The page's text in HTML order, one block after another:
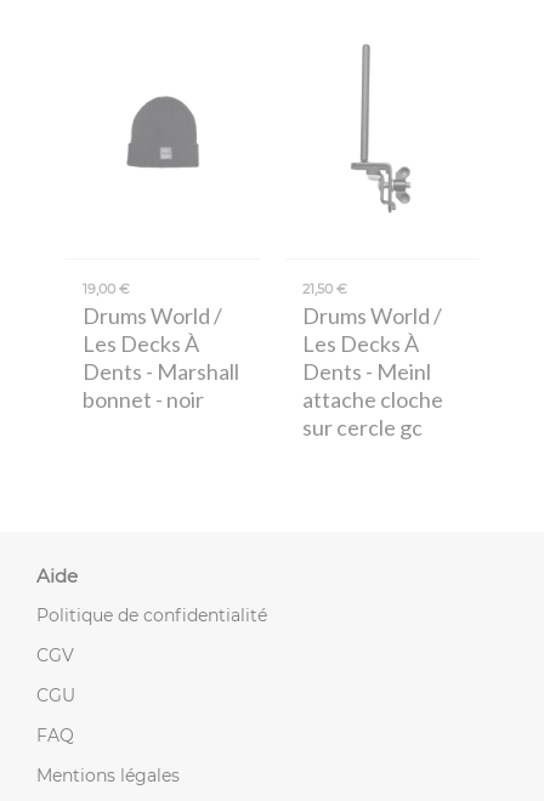
19,00 €
Drums World /
Les Decks À
Dents - Marshall
bonnet - noir
21,50 €
Drums World /
Les Decks À
Dents - Meinl
attache cloche
sur cercle gc
Aide
Politique de confidentialité
CGV
CGU
FAQ
Mentions légales